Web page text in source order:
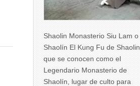
Shaolin Monasterio Siu Lam o
Shaolín El Kung Fu de Shaolin
que se conocen como el
Legendario Monasterio de
Shaolín, lugar de culto para